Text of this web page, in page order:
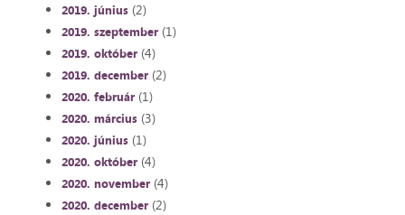
2019. június(2)
2019. szeptember(1)
2019. október(4)
2019. december(2)
2020. február(1)
2020. március(3)
2020. június(1)
2020. október(4)
2020. november(4)
2020. december(2)